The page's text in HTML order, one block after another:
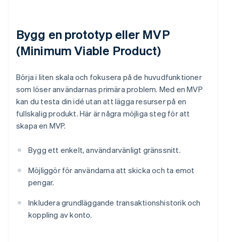
Bygg en prototyp eller MVP
(Minimum Viable Product)
Börja i liten skala och fokusera på de huvudfunktioner
som löser användarnas primära problem. Med en MVP
kan du testa din idé utan att lägga resurser på en
fullskalig produkt. Här är några möjliga steg för att
skapa en MVP.
Bygg ett enkelt, användarvänligt gränssnitt.
Möjliggör för användarna att skicka och ta emot
pengar.
Inkludera grundläggande transaktionshistorik och
koppling av konto.